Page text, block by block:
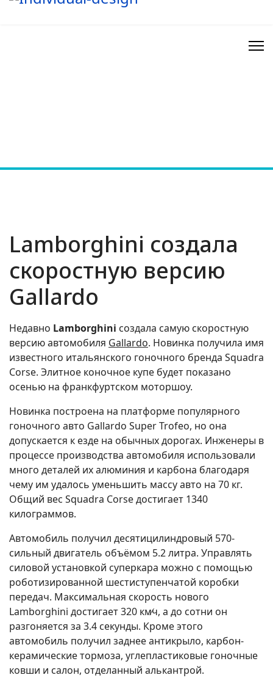
Lamborghini создала
скоростную версию
Gallardo
Недавно Lamborghini создала самую скоростную
версию автомобиля Gallardo. Новинка получила имя
известного итальянского гоночного бренда Squadra
Corse. Элитное коночное купе будет показано
осенью на франкфуртском моторшоу.
Новинка построена на платформе популярного
гоночного авто Gallardo Super Trofeo, но она
допускается к езде на обычных дорогах. Инженеры в
процессе производства автомобиля использовали
много деталей их алюминия и карбона благодаря
чему им удалось уменьшить массу авто на 70 кг.
Общий вес Squadra Corse достигает 1340
килограммов.
Автомобиль получил десятицилиндровый 570-
сильный двигатель объёмом 5.2 литра. Управлять
силовой установкой суперкара можно с помощью
роботизированной шестиступенчатой коробки
передач. Максимальная скорость нового
Lamborghini достигает 320 км∕ч, а до сотни он
разгоняется за 3.4 секунды. Кроме этого
автомобиль получил заднее антикрыло, карбон-
керамические тормоза, углепластиковые гоночные
ковши и салон, отделанный алькантрой.